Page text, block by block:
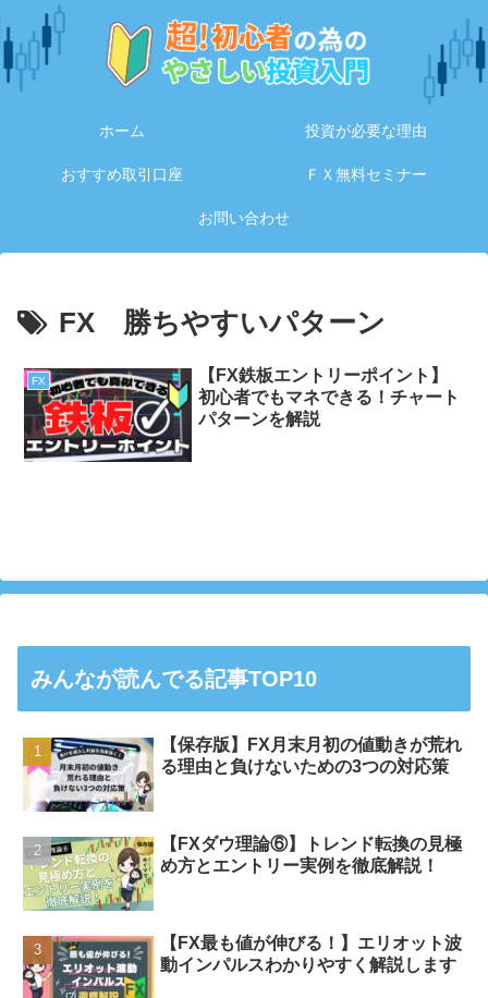
ホーム 投資が必要な理由
おすすめ取引口座 ＦＸ無料セミナー
お問い合わせ
FX 勝ちやすいパターン
FX
【FX鉄板エントリーポイント】
初心者でもマネできる！チャート
パターンを解説
みんなが読んでる記事TOP10
【保存版】FX月末月初の値動きが荒れ
る理由と負けないための3つの対応策
【FXダウ理論⑥】トレンド転換の見極
め方とエントリー実例を徹底解説！
【FX最も値が伸びる！】エリオット波
動インパルスわかりやすく解説します